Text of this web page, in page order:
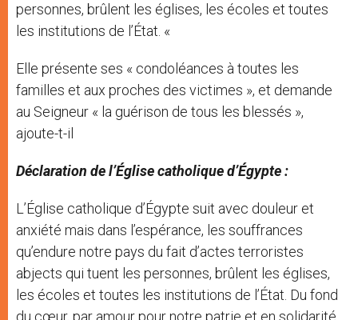
personnes, brûlent les églises, les écoles et toutes
les institutions de l’État. «
Elle présente ses « condoléances à toutes les
familles et aux proches des victimes », et demande
au Seigneur « la guérison de tous les blessés »,
ajoute-t-il
Déclaration de l’Église catholique d’Égypte :
L’Église catholique d’Égypte suit avec douleur et
anxiété mais dans l’espérance, les souffrances
qu’endure notre pays du fait d’actes terroristes
abjects qui tuent les personnes, brûlent les églises,
les écoles et toutes les institutions de l’État. Du fond
du cœur, par amour pour notre patrie et en solidarité